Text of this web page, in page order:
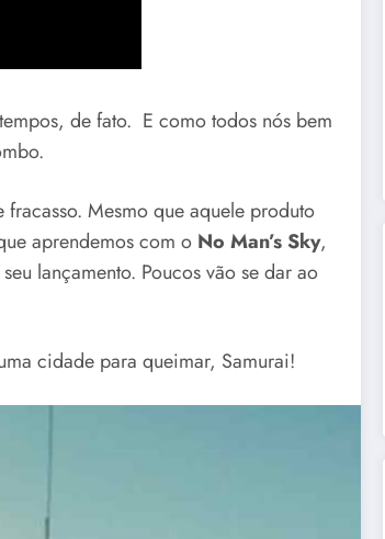
de fato. E como todos nós bem
Mesmo que aquele produto
aprendemos com o No Man’s Sky,
lançamento. Poucos vão se dar ao
cidade para queimar, Samurai!